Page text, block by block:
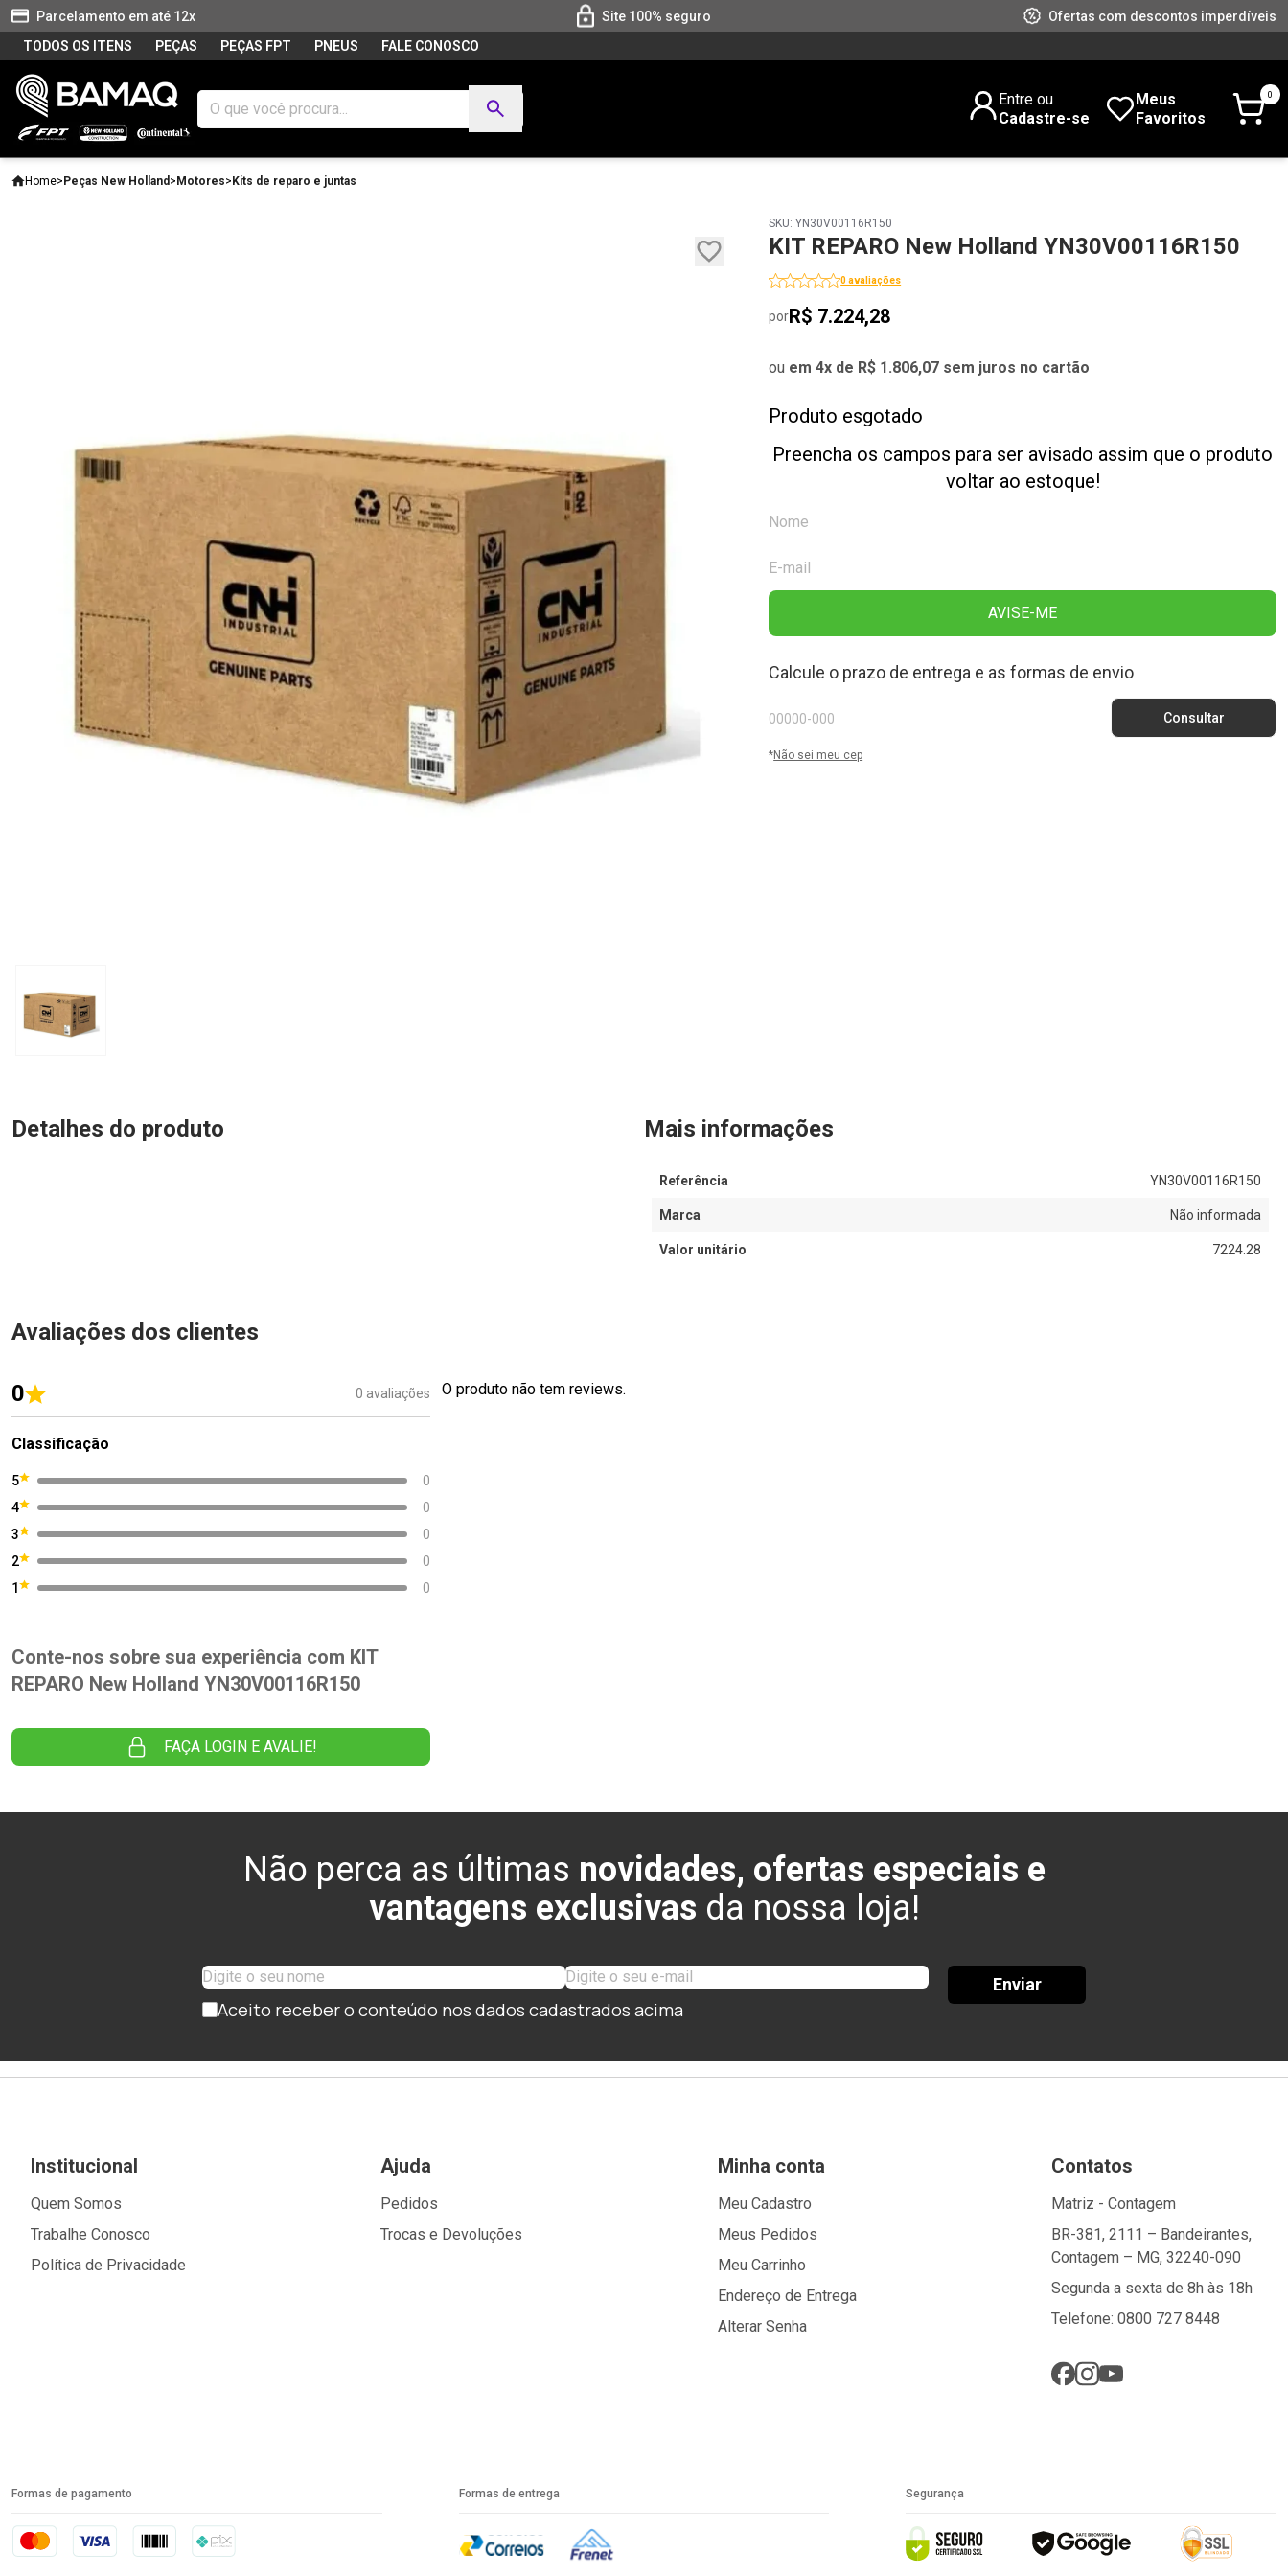
Parcelamento em até 12x Site 100% seguro
Ofertas com descontos imperdíveis
TODOS OS ITENS
PEÇAS PEÇAS FPT PNEUS FALE CONOSCO
Entre ou
Cadastre-se
Meus
Favoritos
0
Home> Peças New Holland > Motores> Kits de reparo e juntas
SKU: YN30V00116R150
KIT REPARO New Holland YN30V00116R150
0 avaliações
porR$ 7.224,28
ou em 4x de R$ 1.806,07 sem juros no cartão
Produto esgotado
Preencha os campos para ser avisado assim que o produto
voltar ao estoque!
AVISE-ME
Calcule o prazo de entrega e as formas de envio
*Não sei meu cep
Detalhes do produto Mais informações
Referência YN30V00116R150
Marca Não informada
Valor unitário 7224.28
Avaliações dos clientes
0 0 avaliações
Classificação
5
0
4
0
3
0
2
0
1
0
Conte-nos sobre sua experiência com KIT
REPARO New Holland YN30V00116R150
FAÇA LOGIN E AVALIE!
O produto não tem reviews.
Não perca as últimas novidades, ofertas especiais e
vantagens exclusivas da nossa loja!
Aceito receber o conteúdo nos dados cadastrados acima
Enviar
Institucional
Quem Somos
Trabalhe Conosco
Política de Privacidade
Ajuda
Pedidos
Trocas e Devoluções
Minha conta
Meu Cadastro
Meus Pedidos
Meu Carrinho
Endereço de Entrega
Alterar Senha
Contatos
Matriz - Contagem
BR-381, 2111 – Bandeirantes,
Contagem – MG, 32240-090
Segunda a sexta de 8h às 18h
Telefone: 0800 727 8448
Formas de pagamento Formas de entrega Segurança